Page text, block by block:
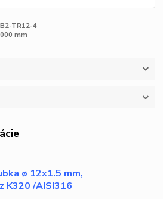
TR12-4
mm
ø 12x1.5 mm,
K320 /AISI316